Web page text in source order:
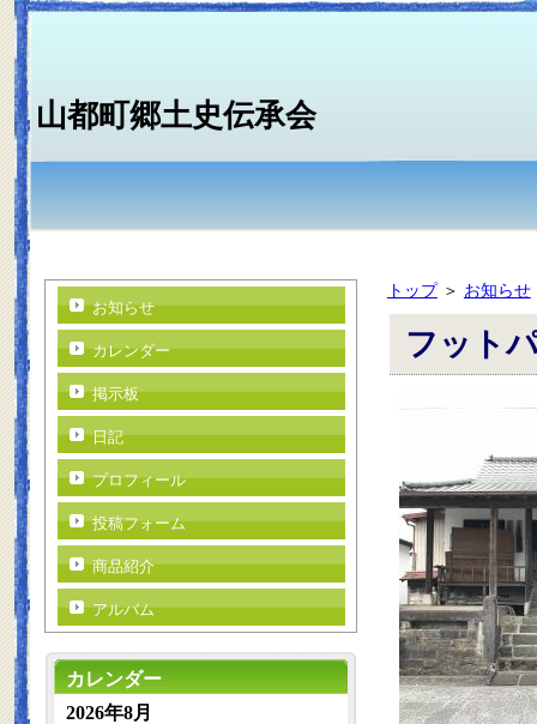
山都町郷土史伝承会
トップ＞ お知らせ
フット
お知らせ
カレンダー
掲示板
日記
プロフィール
投稿フォーム
商品紹介
アルバム
カレンダー
2026年8月